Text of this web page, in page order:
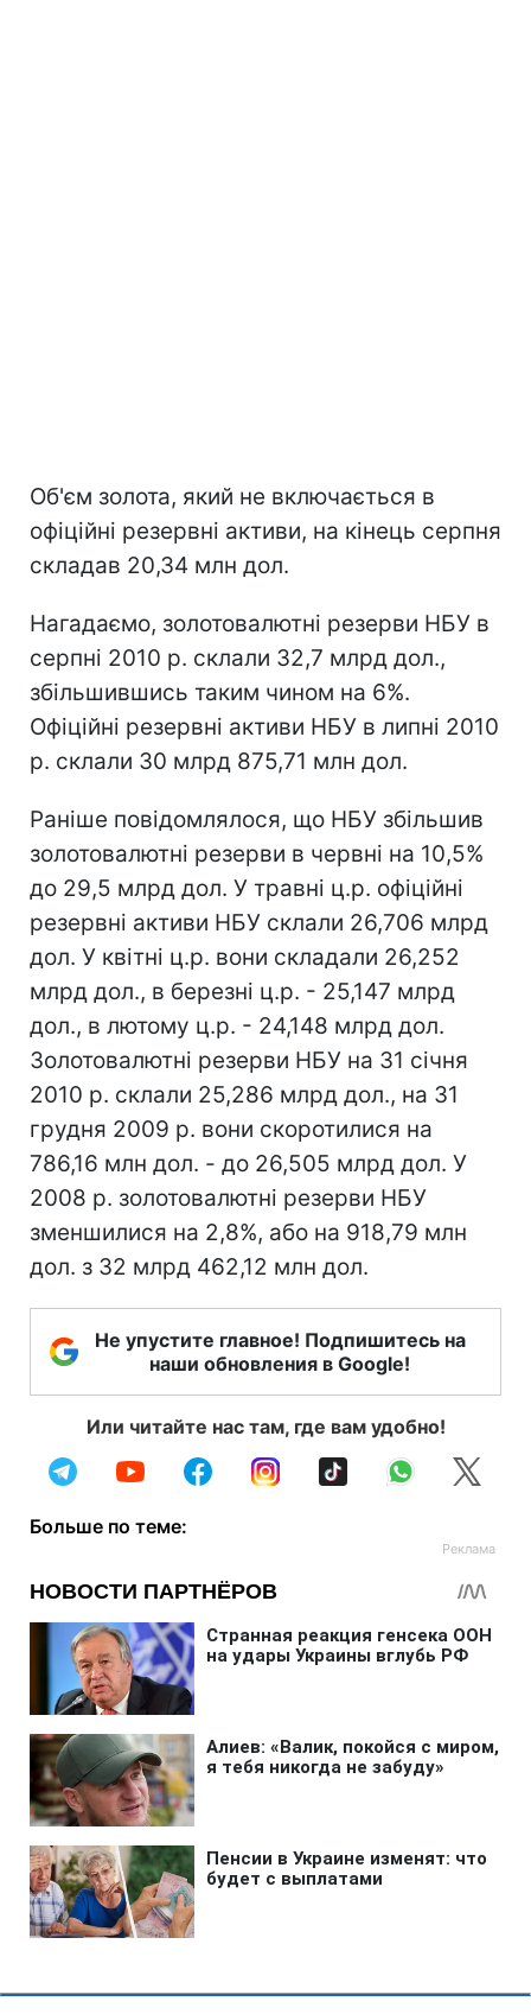
Об'єм золота, який не включається в
офіційні резервні активи, на кінець серпня
складав 20,34 млн дол.
Нагадаємо, золотовалютні резерви НБУ в
серпні 2010 р. склали 32,7 млрд дол.,
збільшившись таким чином на 6%.
Офіційні резервні активи НБУ в липні 2010
р. склали 30 млрд 875,71 млн дол.
Раніше повідомлялося, що НБУ збільшив
золотовалютні резерви в червні на 10,5%
до 29,5 млрд дол. У травні ц.р. офіційні
резервні активи НБУ склали 26,706 млрд
дол. У квітні ц.р. вони складали 26,252
млрд дол., в березні ц.р. - 25,147 млрд
дол., в лютому ц.р. - 24,148 млрд дол.
Золотовалютні резерви НБУ на 31 січня
2010 р. склали 25,286 млрд дол., на 31
грудня 2009 р. вони скоротилися на
786,16 млн дол. - до 26,505 млрд дол. У
2008 р. золотовалютні резерви НБУ
зменшилися на 2,8%, або на 918,79 млн
дол. з 32 млрд 462,12 млн дол.
Не упустите главное! Подпишитесь на
наши обновления в Google!
Или читайте нас там, где вам удобно!
Больше по теме: